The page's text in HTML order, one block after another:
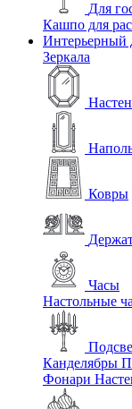
Для
Кашпо для
Интерьерный
Зеркала
Ковры
Часы
Настольные
Канделябры
Фонари